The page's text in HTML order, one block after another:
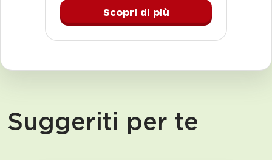
Scopri di più
Suggeriti per te